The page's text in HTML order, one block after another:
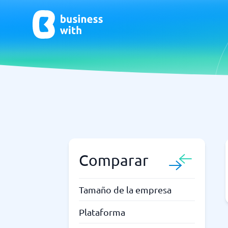
¿No estás seguro de qué sistema?
Comparar
Tamaño de la empresa
Plataforma